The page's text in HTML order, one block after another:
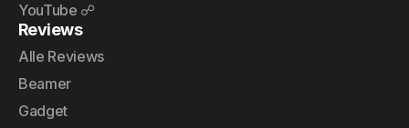
YouTube ☍
Reviews
Alle Reviews
Beamer
Gadget